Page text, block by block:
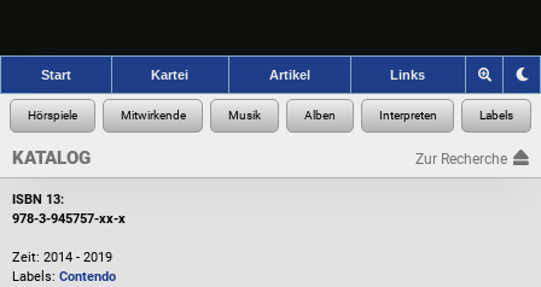
Start Kartei Artikel Links
KATALOG Zur Recherche
ISBN 13:
978-3-945757-xx-x
Zeit: 2014 - 2019
Labels: Contendo